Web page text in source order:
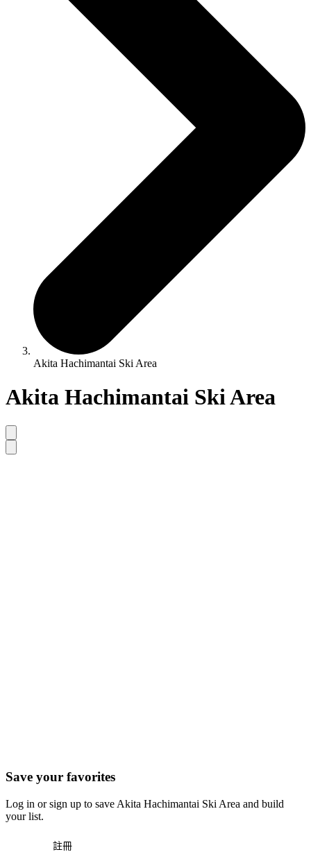
Akita Hachimantai Ski Area
Akita Hachimantai Ski Area
Save your favorites
Log in or sign up to save Akita Hachimantai Ski Area and build
your list.
註冊